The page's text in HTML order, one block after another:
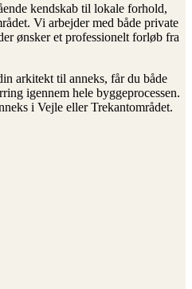
kendskab til lokale forhold,
Vi arbejder med både private
ønsker et professionelt forløb fra
arkitekt til anneks, får du både
igennem hele byggeprocessen.
i Vejle eller Trekantområdet.